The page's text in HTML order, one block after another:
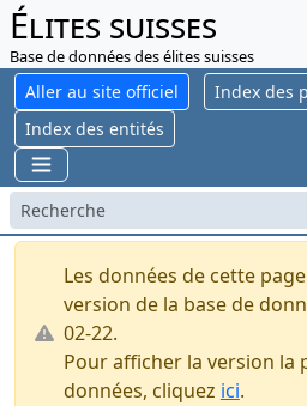
Élites suisses
Base de données des élites suisses
Aller au site officiel
Index des
Index des entités
Les données de cette
version de la base de
02-22.
Pour afficher la version la
données, cliquez ici.